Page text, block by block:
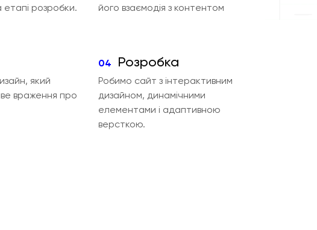
розробки.
його взаємодія з контентом
який
враження про
04 Розробка
Робимо сайт з інтерактивним
дизайном, динамічними
елементами і адаптивною
версткою.